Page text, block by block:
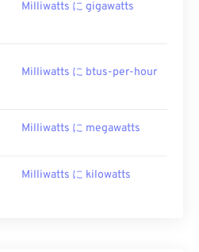
Milliwatts に gigawatts
Milliwatts に btus-per-hour
Milliwatts に megawatts
Milliwatts に kilowatts